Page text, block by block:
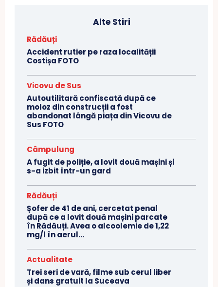
Alte Stiri
Rădăuți
Accident rutier pe raza localității
Costișa FOTO
Vicovu de Sus
Autoutilitară confiscată după ce
moloz din construcții a fost
abandonat lângă piața din Vicovu de
Sus FOTO
Câmpulung
A fugit de poliție, a lovit două mașini și
s-a izbit într-un gard
Rădăuți
Șofer de 41 de ani, cercetat penal
după ce a lovit două mașini parcate
în Rădăuți. Avea o alcoolemie de 1,22
mg/l în aerul...
Actualitate
Trei seri de vară, filme sub cerul liber
și dans gratuit la Suceava